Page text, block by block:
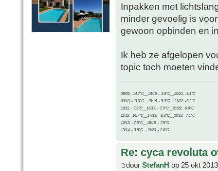
Inpakken met
minder gevoelig is
gewoon opbinden en
Ik heb ze afgelopen
topic toch moeten
08/09, -14.7°C__14/15, - 3.6°C__20/21, -9.1°C
09/10, -10.0°C__15/16, - 5.9°C__21/22, -5.2°C
10/11, - 7.9°C__16/17, - 7.9°C__21/22, -6.9°C
11/12, -14.7°C__17/18, - 8.3°C__22/23, -7.1°C
12/13, - 7.9°C__18/19, - 7.5°C
13/14, - 0.8°C__19/20, - 2.8°C
Re: cyca revoluta
door StefanH op 25 okt